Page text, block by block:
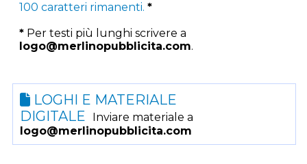
100 caratteri rimanenti. *
* Per testi più lunghi scrivere a
logo@merlinopubblicita.com.
LOGHI E MATERIALE
DIGITALE
Inviare materiale a
logo@merlinopubblicita.com